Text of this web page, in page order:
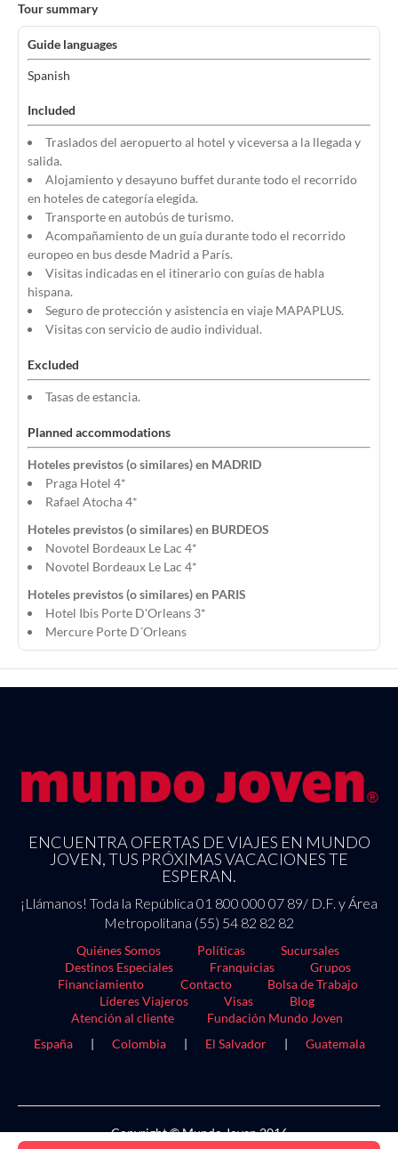
Tour summary
Guide languages
Spanish
Included
Traslados del aeropuerto al hotel y viceversa a la llegada y
salida.
Alojamiento y desayuno buffet durante todo el recorrido
en hoteles de categoría elegida.
Transporte en autobús de turismo.
Acompañamiento de un guía durante todo el recorrido
europeo en bus desde Madrid a París.
Visitas indicadas en el itinerario con guías de habla
hispana.
Seguro de protección y asistencia en viaje MAPAPLUS.
Visitas con servicio de audio individual.
Excluded
Tasas de estancia.
Planned accommodations
Hoteles previstos (o similares) en MADRID
Praga Hotel 4*
Rafael Atocha 4*
Hoteles previstos (o similares) en BURDEOS
Novotel Bordeaux Le Lac 4*
Novotel Bordeaux Le Lac 4*
Hoteles previstos (o similares) en PARIS
Hotel Ibis Porte D'Orleans 3*
Mercure Porte D´Orleans
ENCUENTRA OFERTAS DE VIAJES EN MUNDO
JOVEN, TUS PRÓXIMAS VACACIONES TE
ESPERAN.
¡Llámanos! Toda la República 01 800 000 07 89/ D.F. y Área
Metropolitana (55) 54 82 82 82
Quiénes Somos Políticas
Sucursales
Destinos Especiales
Franquicias
Grupos
Financiamiento
Contacto
Bolsa de Trabajo
Líderes Viajeros
Visas
Blog
Atención al cliente
Fundación Mundo Joven
España
| Colombia | El Salvador | Guatemala
Copyright © Mundo Joven 2016